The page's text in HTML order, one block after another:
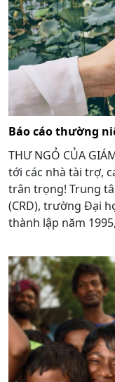
Báo cáo thường
THƯ NGỎ CỦA
tới các nhà tài trợ,
trân trọng! Trung
(CRD), trường Đại
thành lập năm